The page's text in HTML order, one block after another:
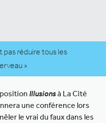
pas réduire tous les
»
Illusionsà La Cité
une conférence lors
le vrai du faux dans les